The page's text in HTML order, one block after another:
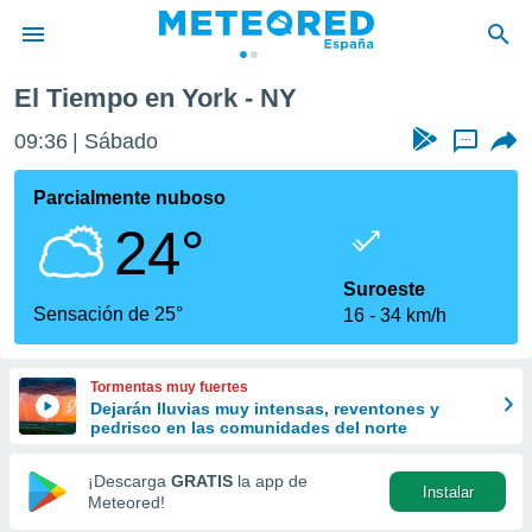
de
por
se
calidad.
a este
las
y
forma
digital
basada
El Tiempo en York - NY
09:36 Sábado ...
Parcialmente nuboso
24°
Sensación de 25°
Suroeste
16
34 km/h
Tormentas muy fuertes
Dejarán lluvias muy intensas, reventones y
pedrisco en las comunidades del norte
¡Descarga GRATIS la app de
Meteored!
Instalar